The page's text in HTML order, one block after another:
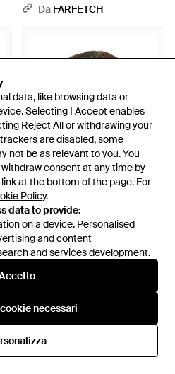
data, like browsing data or
Selecting I Accept enables
Reject All or withdrawing your
are disabled, some
not be as relevant to you. You
consent at any time by
at the bottom of the page. For
Policy.
data to provide:
on a device. Personalised
and content
and services development.
necessari
data, like browsing data or
Selecting I Accept enables
Reject All or withdrawing your
are disabled, some
not be as relevant to you. You
consent at any time by
at the bottom of the page. For
Policy.
data to provide:
on a device. Personalised
and content
and services development.
necessari
Da FARFETCH
291 €
Supreme
Berretto Con Stampa
Camouflage - Verde
DaFARFETCH